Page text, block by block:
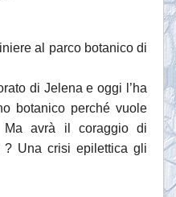
al parco botanico di
di Jelena e oggi l’ha
botanico perché vuole
Ma avrà il coraggio di
? Una crisi epilettica gli